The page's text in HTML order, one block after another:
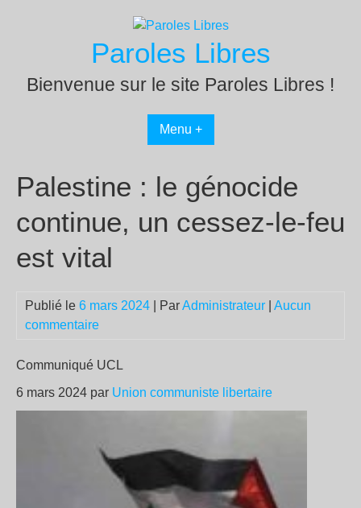
Paroles Libres
Bienvenue sur le site Paroles Libres !
Menu +
Palestine : le génocide
continue, un cessez-le-feu
est vital
Publié le 6 mars 2024 | ParAdministrateur
Aucun
commentaire
Communiqué UCL
6 mars 2024 par Union communiste libertaire